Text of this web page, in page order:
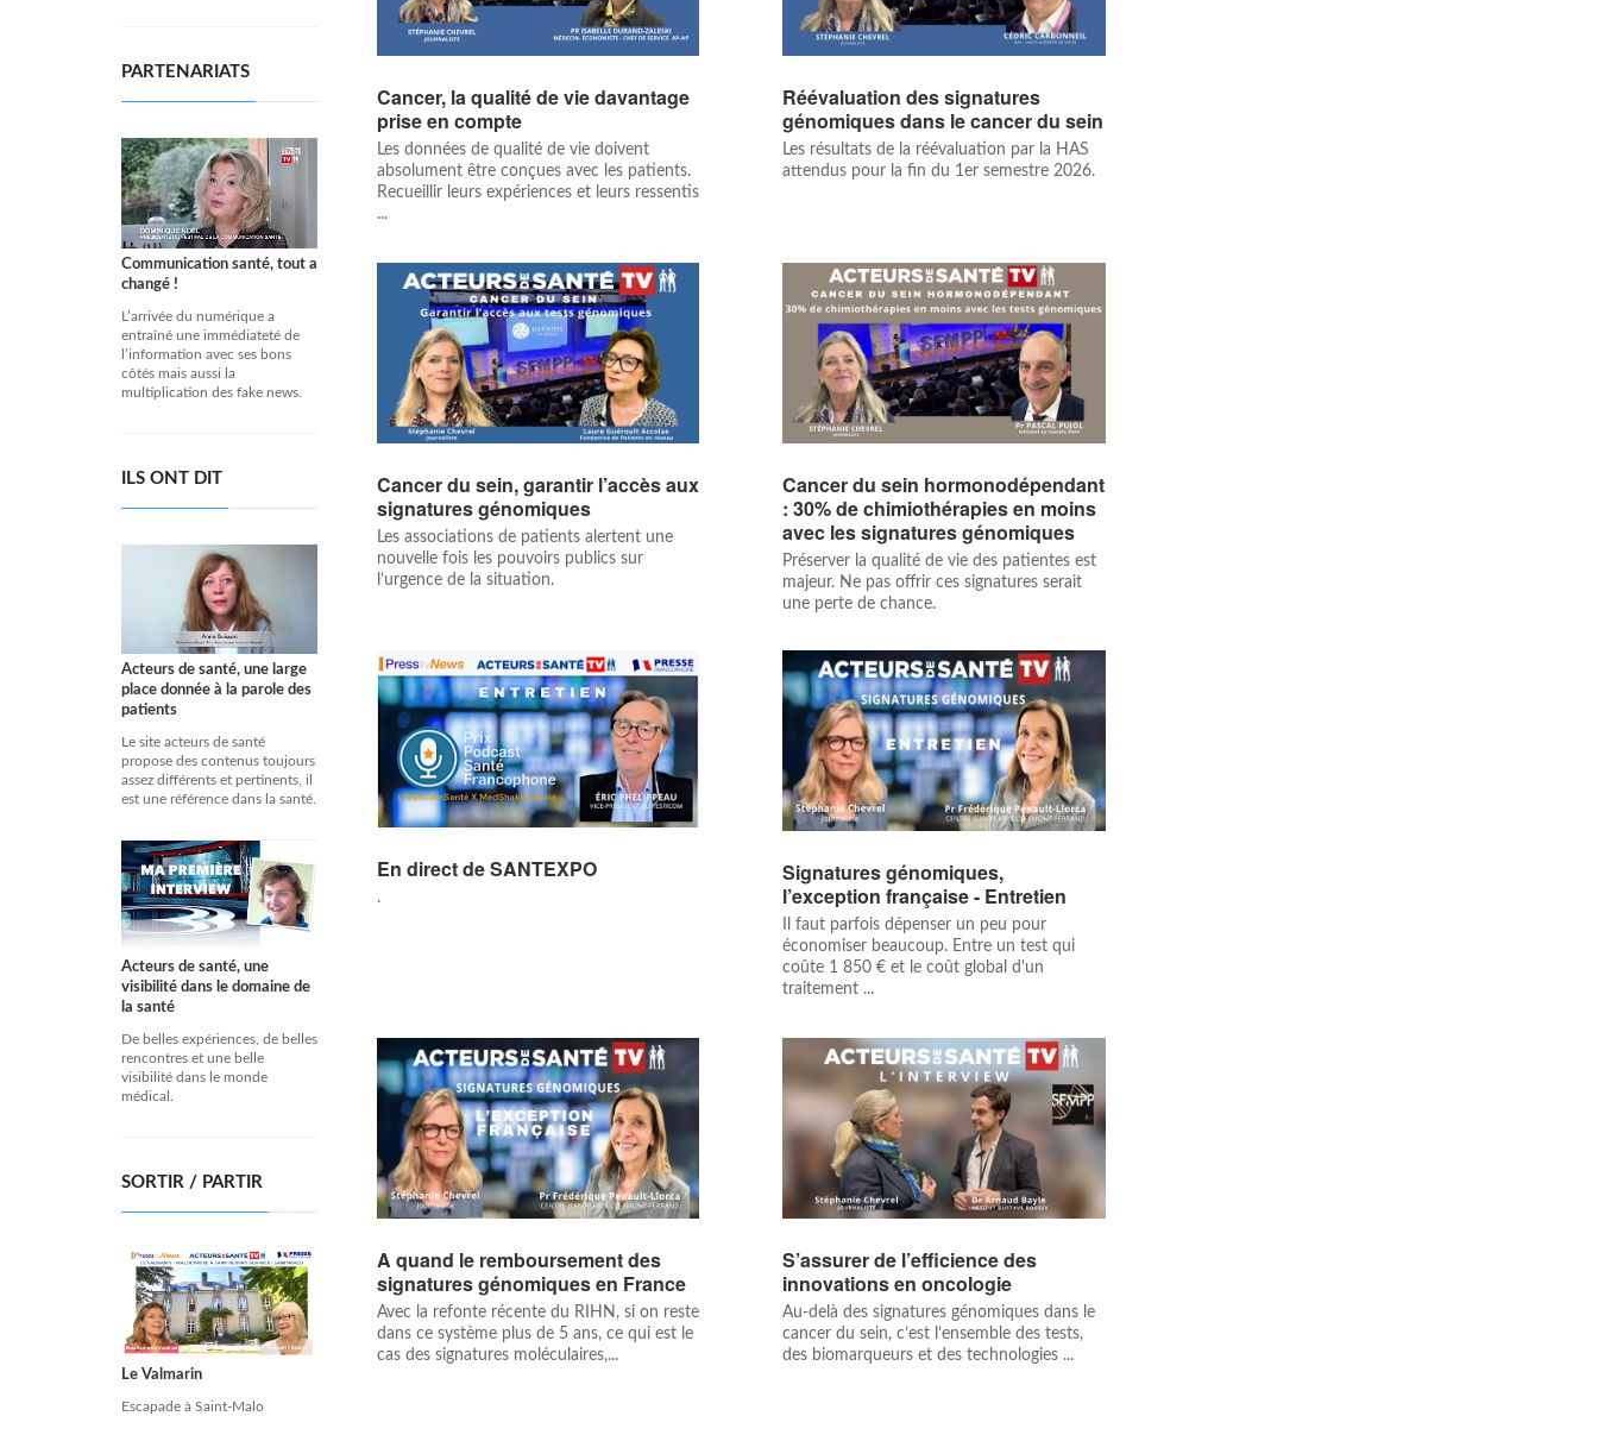
PARTENARIATS
Communication santé, tout a
changé !
L’arrivée du numérique a
entraîné une immédiateté de
l’information avec ses bons
côtés mais aussi la
multiplication des fake news.
ILS ONT DIT
Acteurs de santé, une large
place donnée à la parole des
patients
Le site acteurs de santé
propose des contenus toujours
assez différents et pertinents, il
est une référence dans la santé.
Acteurs de santé, une
visibilité dans le domaine de
la santé
De belles expériences, de belles
rencontres et une belle
visibilité dans le monde
médical.
SORTIR / PARTIR
Le Valmarin
Escapade à Saint-Malo
Cancer, la qualité de vie davantage
prise en compte
Les données de qualité de vie doivent
absolument être conçues avec les patients.
Recueillir leurs expériences et leurs ressentis
...
Réévaluation des signatures
génomiques dans le cancer du sein
Les résultats de la réévaluation par la HAS
attendus pour la fin du 1er semestre 2026.
Cancer du sein, garantir l’accès aux
signatures génomiques
Les associations de patients alertent une
nouvelle fois les pouvoirs publics sur
l’urgence de la situation.
Cancer du sein hormonodépendant
: 30% de chimiothérapies en moins
avec les signatures génomiques
Préserver la qualité de vie des patientes est
majeur. Ne pas offrir ces signatures serait
une perte de chance.
En direct de SANTEXPO
.
Signatures génomiques,
l’exception française - Entretien
Il faut parfois dépenser un peu pour
économiser beaucoup. Entre un test qui
coûte 1 850 € et le coût global d'un
traitement ...
A quand le remboursement des
signatures génomiques en France
Avec la refonte récente du RIHN, si on reste
dans ce système plus de 5 ans, ce qui est le
cas des signatures moléculaires,...
S’assurer de l’efficience des
innovations en oncologie
Au-delà des signatures génomiques dans le
cancer du sein, c’est l’ensemble des tests,
des biomarqueurs et des technologies ...